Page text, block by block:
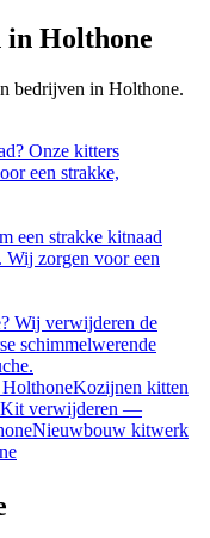
in Holthone
bedrijven in Holthone.
Onze kitters
een strakke,
een strakke kitnaad
Wij zorgen voor een
Wij verwijderen de
schimmelwerende
HolthoneKozijnen kitten
Kit verwijderen —
Nieuwbouw kitwerk